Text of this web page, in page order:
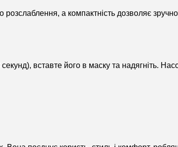
а компактність дозволяє
вставте його в маску та надягніть.